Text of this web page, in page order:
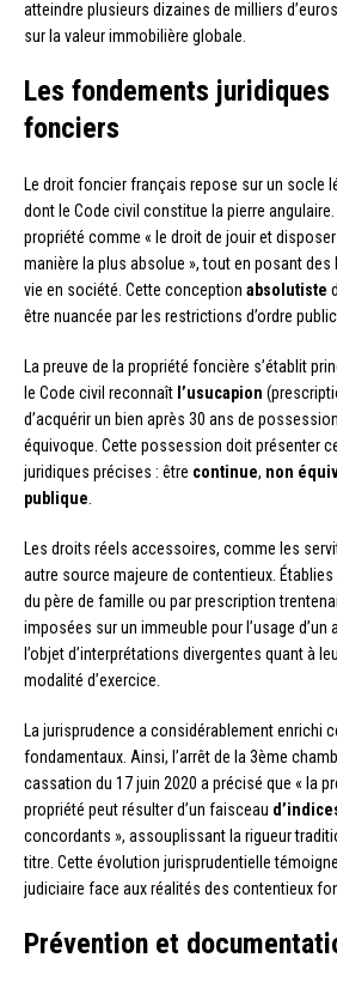
atteindre plusieurs dizaines de milliers
sur la valeur immobilière globale.
Les fondements
fonciers
Le droit foncier français repose sur un socle
dont le Code civil constitue la pierre angulaire.
propriété comme « le droit de jouir et
manière la plus absolue », tout en posant
vie en société. Cette conception absolutiste
être nuancée par les restrictions d’ordre
La preuve de la propriété foncière s’établit
le Code civil reconnaît l’usucapion
d’acquérir un bien après 30 ans de
équivoque. Cette possession doit présenter
juridiques précises : être continue, non
publique.
Les droits réels accessoires, comme les
autre source majeure de contentieux.
du père de famille ou par prescription
imposées sur un immeuble pour l’usage
l’objet d’interprétations divergentes quant à
modalité d’exercice.
La jurisprudence a considérablement enrichi
fondamentaux. Ainsi, l’arrêt de la 3ème
cassation du 17 juin 2020 a précisé que « la
propriété peut résulter d’un faisceau
concordants », assouplissant la rigueur
titre. Cette évolution jurisprudentielle
judiciaire face aux réalités des contentieux
Prévention et